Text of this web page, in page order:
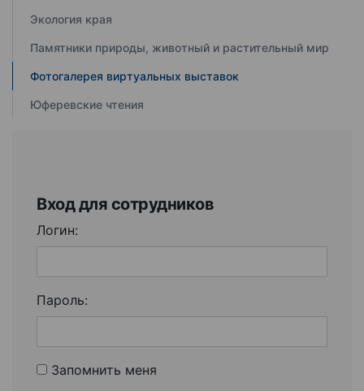
Экология края
Памятники природы, животный и растительный мир
Фотогалерея виртуальных выставок
Юферевские чтения
Вход для сотрудников
Логин:
Пароль:
Запомнить меня